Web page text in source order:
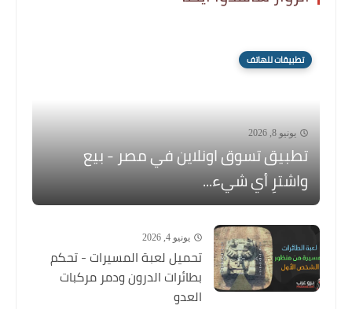
تطبيقات للهاتف
يونيو 8, 2026
تطبيق تسوق اونلاين في مصر - بيع
واشترِ أي شيء...
يونيو 4, 2026
تحميل لعبة المسيرات - تحكم
بطائرات الدرون ودمر مركبات
العدو